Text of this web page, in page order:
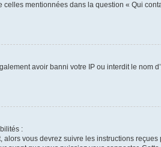
mentionnées dans la question « Qui
avoir banni votre IP ou interdit le nom
:
vous devrez suivre les instructions